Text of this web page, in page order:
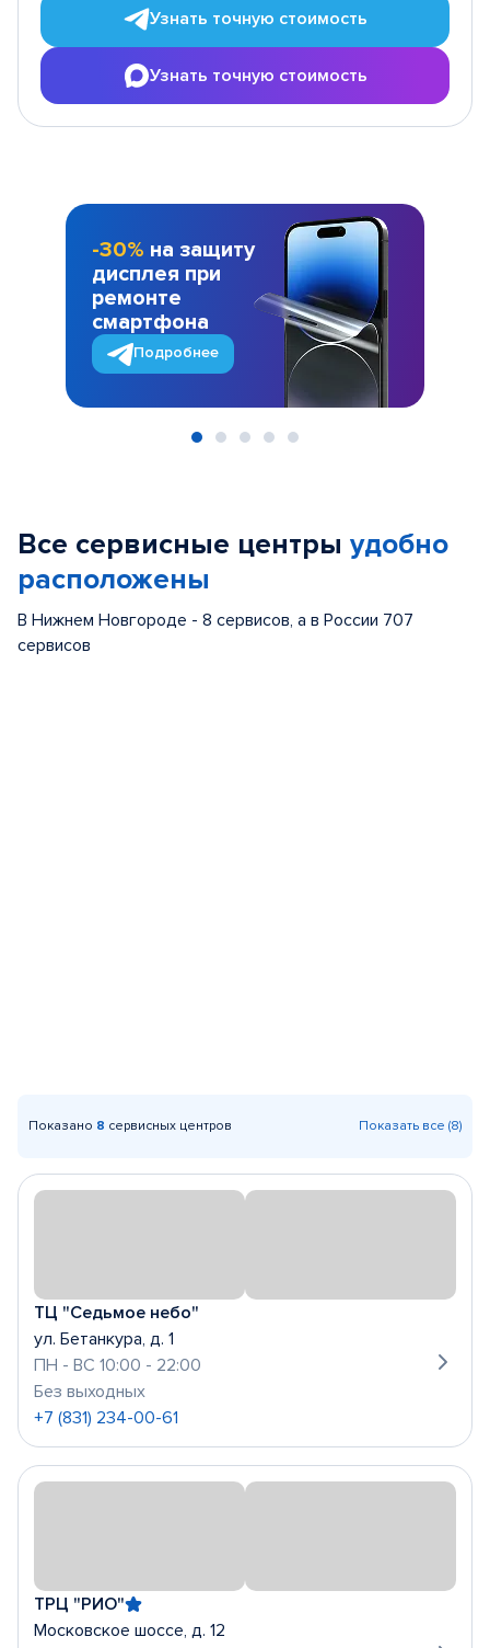
Узнать точную стоимость
Узнать точную стоимость
-30% на защиту
дисплея при
ремонте
смартфона
Подробнее
Все сервисные центры удобно
расположены
В Нижнем Новгороде - 8 сервисов, а в России 707
сервисов
Показано 8 сервисных центров Показать все (8)
ТЦ "Седьмое небо"
ул. Бетанкура, д. 1
ПН - ВС 10:00 - 22:00
Без выходных
+7 (831) 234-00-61
ТРЦ "РИО"
Московское шоссе, д. 12